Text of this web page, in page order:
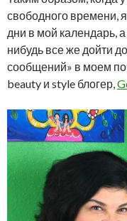
свободного времени,
дни в мой календарь,
нибудь все же дойти
сообщений» в моем
beauty и style блогер,